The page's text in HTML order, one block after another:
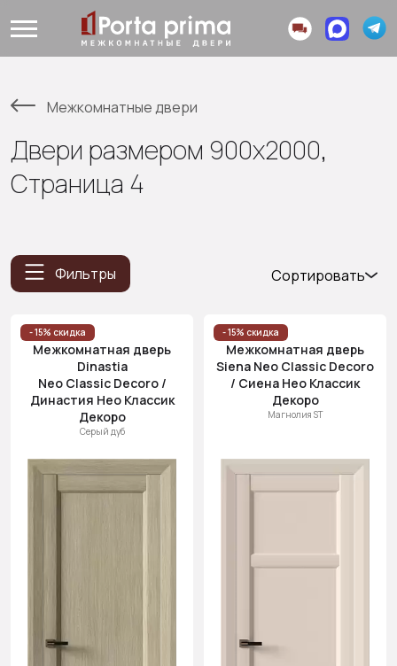
Межкомнатные двери
Двери размером 900x2000,
Страница 4
Фильтры
Сортировать
Цена
(возр.)
Цена (убыв.)
Cначала
скидки
- 15% скидка
Межкомнатная дверь
Dinastia
Neo Classic Decoro /
Династия Нео Классик
Декоро
Серый дуб
- 15% скидка
Межкомнатная дверь
Siena Neo Classic Decoro
/ Сиена Нео Классик
Декоро
Магнолия ST